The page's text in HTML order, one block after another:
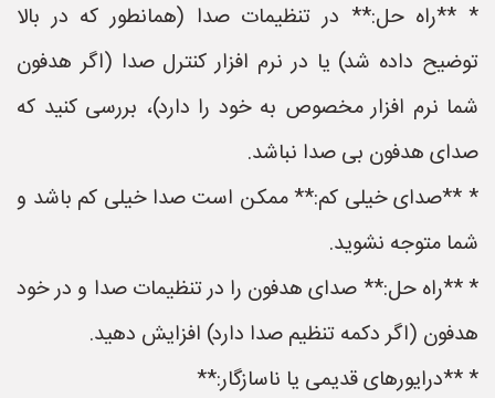
* **راه حل:** در تنظیمات صدا (همانطور که در بالا
توضیح داده شد) یا در نرم افزار کنترل صدا (اگر هدفون
شما نرم افزار مخصوص به خود را دارد)، بررسی کنید که
صدای هدفون بی صدا نباشد.
* **صدای خیلی کم:** ممکن است صدا خیلی کم باشد و
شما متوجه نشوید.
* **راه حل:** صدای هدفون را در تنظیمات صدا و در خود
هدفون (اگر دکمه تنظیم صدا دارد) افزایش دهید.
* **درایورهای قدیمی یا ناسازگار:**